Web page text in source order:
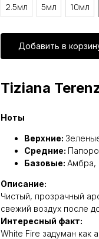
2.5мл
5мл 10мл
Добавить в
Tiziana
Ноты
Верхние:
Средние:
Базовые: Амбра,
Описание:
Чистый, прозрачный
свежий воздух после
Интересный факт:
White Fire задуман как